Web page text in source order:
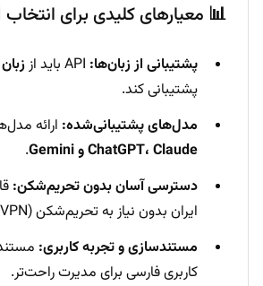
📊 معیارهای کلیدی برای انتخاب LLM API
پشتیبانی از زبان‌ها:
پشتیبانی کند.
مدل‌های پشتیبانی‌شده: ارائه
ChatGPT، Claude و Gemini
.
دسترسی آسان بدون تحریم‌شکن:
ایران بدون نیاز به تحریم‌شکن (VPN).
مستندسازی و تجربه کاربری:
کاربری فارسی برای مدیرت راحت‌تر.